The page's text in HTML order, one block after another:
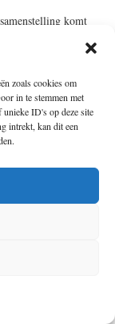
zoals cookies om
in te stemmen met
unieke ID's op deze site
intrekt, kan dit een
komt
uitstekend uit
en stabiel, wat
Dat kan je zomaar
zou het niet mijn
wel de soepele
een echt snelle
comfortabele